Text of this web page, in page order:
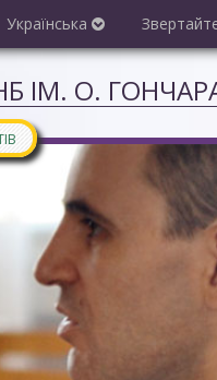
Українська
ІМ. О.